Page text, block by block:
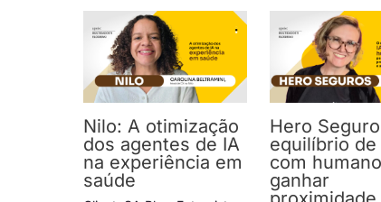
Nilo: A otimização
dos agentes de IA
na experiência em
saúde
Hero
equilíbrio de
com
ganhar